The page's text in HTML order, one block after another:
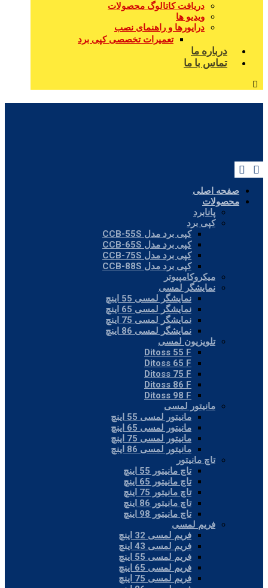
دریافت کاتالوگ محصولات
ویدیو ها
درایورها و راهنمای نصب
تعمیرات تخصصی کپی برد
درباره ما
تماس با ما
صفحه اصلی
محصولات
پانابرد
کپی برد
کپی برد مدل CCB-55S
کپی برد مدل CCB-65S
کپی برد مدل CCB-75S
کپی برد مدل CCB-88S
میکروکامپیوتر
نمایشگر لمسی
نمایشگر لمسی 55 اینچ
نمایشگر لمسی 65 اینچ
نمایشگر لمسی 75 اینچ
نمایشگر لمسی 86 اینچ
تلویزیون لمسی
Ditoss 55 F
Ditoss 65 F
Ditoss 75 F
Ditoss 86 F
Ditoss 98 F
مانیتور لمسی
مانیتور لمسی 55 اینچ
مانیتور لمسی 65 اینچ
مانیتور لمسی 75 اینچ
مانیتور لمسی 86 اینچ
تاچ مانیتور
تاچ مانیتور 55 اینچ
تاچ مانیتور 65 اینچ
تاچ مانیتور 75 اینچ
تاچ مانیتور 86 اینچ
تاچ مانیتور 98 اینچ
فریم لمسی
فریم لمسی 32 اینچ
فریم لمسی 43 اینچ
فریم لمسی 55 اینچ
فریم لمسی 65 اینچ
فریم لمسی 75 اینچ